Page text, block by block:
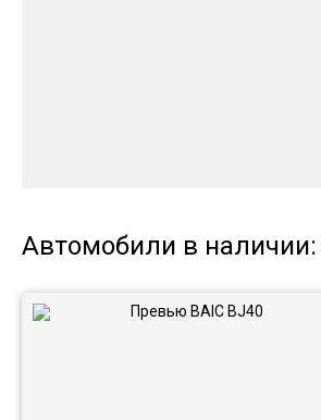
Автомобили в наличии: